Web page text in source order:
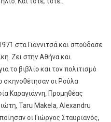
στα Γιαννιτσά και σπούδασε
Ζει στην Αθήνα και
το βιβλίο και τον πολιτισμό
σκηνοθέτησαν οι Ρούλα
Καραγιάννη, Προμηθέας
Taru Makela, Alexandru
οι Γιώργος Σταυριανός,